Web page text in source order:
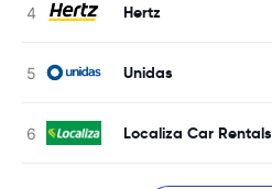
Hertz
Unidas
Localiza Car Rentals